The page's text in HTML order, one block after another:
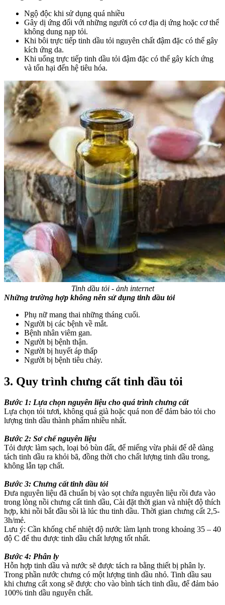
Ngộ độc khi sử dụng quá nhiều
Gây dị ứng đối với những người có cơ địa dị ứng hoặc cơ thể
không dung nạp tỏi.
Khi bôi trực tiếp tinh dầu tỏi nguyên chất đậm đặc có thể gây
kích ứng da.
Khi uống trực tiếp tinh dầu tỏi đậm đặc có thể gây kích ứng
và tổn hại đến hệ tiêu hóa.
Tinh dầu tỏi - ảnh internet
Những trường hợp không nên sử dụng tinh dầu tỏi
Phụ nữ mang thai những tháng cuối.
Người bị các bệnh về mắt.
Bệnh nhân viêm gan.
Người bị bệnh thận.
Người bị huyết áp thấp
Người bị bệnh tiêu chảy.
3. Quy trình chưng cất tinh dầu tỏi
Bước 1: Lựa chọn nguyên liệu cho quá trình chưng cất
Lựa chọn tỏi tươi, không quá già hoặc quá non để đảm bảo tỏi cho
lượng tinh dầu thành phẩm nhiều nhất.
Bước 2: Sơ chế nguyên liệu
Tỏi được làm sạch, loại bỏ bùn đất, để miếng vừa phải để dễ dàng
tách tinh dầu ra khỏi bã, đồng thời cho chất lượng tinh dầu trong,
không lẫn tạp chất.
Bước 3: Chưng cất tinh dầu tỏi
Đưa nguyên liệu đã chuẩn bị vào sọt chứa nguyên liệu rồi đưa vào
trong lòng nồi chưng cất tinh dầu, Cài đặt thời gian và nhiệt độ thích
hợp, khi nồi bắt đầu sồi là lúc thu tinh dầu. Thời gian chưng cất 2,5-
3h/mẻ.
Lưu ý: Cần khống chế nhiệt độ nước làm lạnh trong khoảng 35 – 40
độ C để thu được tinh dầu chất lượng tốt nhất.
Bước 4: Phân ly
Hỗn hợp tinh dầu và nước sẽ được tách ra bằng thiết bị phân ly.
Trong phần nước chưng có một lượng tinh dầu nhỏ. Tinh dầu sau
khi chưng cất xong sẽ được cho vào bình tách tinh dầu, để đảm bảo
100% tinh dầu nguyên chất.